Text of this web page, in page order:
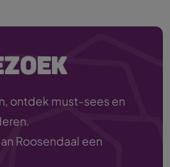
ontdek must-sees en
Roosendaal een